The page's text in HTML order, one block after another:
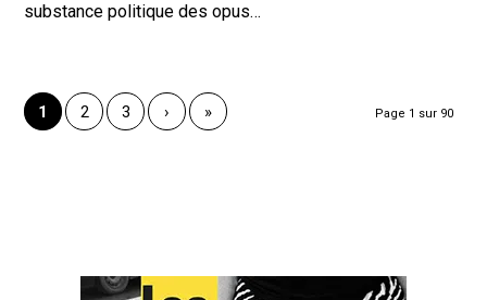
substance politique des opus…
Page 1 sur 90
1 2 3 › »